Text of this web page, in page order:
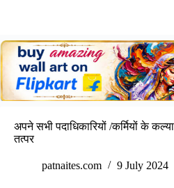
अपने सभी पदाधिकारियों /कर्मियों के
तत्पर
patnaites.com 9 July 2024